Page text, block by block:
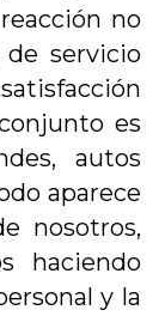
no
servicio
es
autos
aparece
nosotros,
haciendo
y la